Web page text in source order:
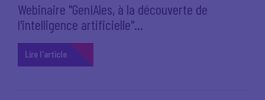
Webinaire "GenIAles, à la découverte de
l'intelligence artificielle"...
Lire l'article